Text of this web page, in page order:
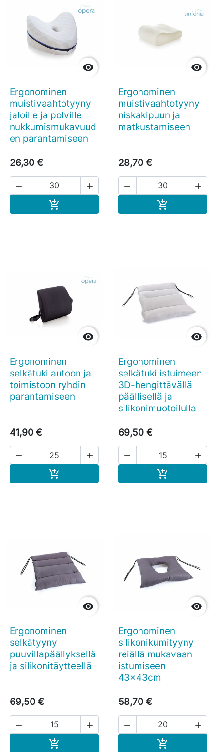

Ergonominen
muistivaahtotyyny
jaloille ja polville
nukkumismukavuud
en parantamiseen
26,30 €
 


Ergonominen
muistivaahtotyyny
niskakipuun ja
matkustamiseen
28,70 €
 


Ergonominen
selkätuki autoon ja
toimistoon ryhdin
parantamiseen
41,90 €
 


Ergonominen
selkätuki istuimeen
3D-hengittävällä
päällisellä ja
silikonimuotoilulla
69,50 €
 


Ergonominen
selkätyyny
puuvillapäällyksellä
ja silikonitäytteellä
69,50 €
 


Ergonominen
silikonikumityyny
reiällä mukavaan
istumiseen
43x43cm
58,70 €
 
